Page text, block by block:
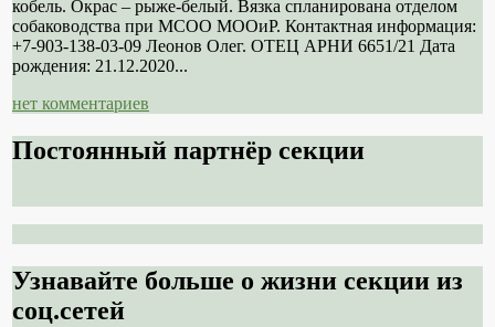
кобель. Окрас – рыже-белый. Вязка спланирована отделом
собаководства при МСОО МООиР. Контактная информация:
+7-903-138-03-09 Леонов Олег. ОТЕЦ АРНИ 6651/21 Дата
рождения: 21.12.2020...
нет комментариев
Постоянный партнёр секции
Узнавайте больше о жизни секции из
соц.сетей